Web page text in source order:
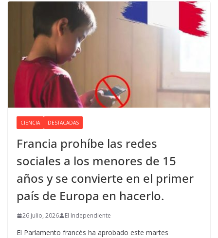
CIENCIA DESTACADAS
Francia prohíbe las redes
sociales a los menores de 15
años y se convierte en el primer
país de Europa en hacerlo.
26 julio, 2026 El Independiente
El Parlamento francés ha aprobado este martes